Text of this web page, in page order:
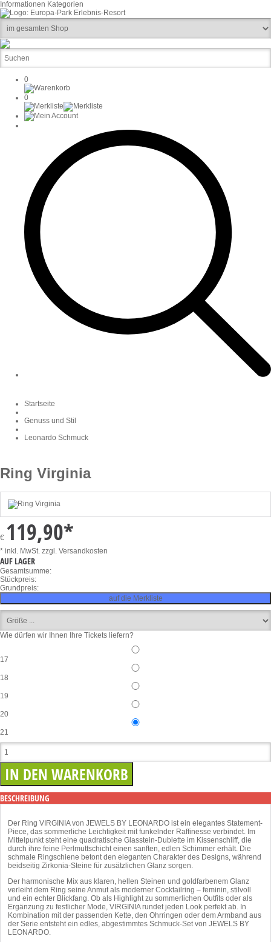
Informationen Kategorien
0
0
Startseite
Genuss und Stil
Leonardo Schmuck
Ring Virginia
€ 119,90*
* inkl. MwSt. zzgl. Versandkosten
AUF LAGER
Gesamtsumme:
Stückpreis:
Grundpreis:
auf die Merkliste
Wie dürfen wir Ihnen Ihre Tickets liefern?
17
18
19
20
21
BESCHREIBUNG
Der Ring VIRGINIA von JEWELS BY LEONARDO ist ein elegantes Statement-
Piece, das sommerliche Leichtigkeit mit funkelnder Raffinesse verbindet. Im
Mittelpunkt steht eine quadratische Glasstein-Dublette im Kissenschliff, die
durch ihre feine Perlmuttschicht einen sanften, edlen Schimmer erhält. Die
schmale Ringschiene betont den eleganten Charakter des Designs, während
beidseitig Zirkonia-Steine für zusätzlichen Glanz sorgen.
Der harmonische Mix aus klaren, hellen Steinen und goldfarbenem Glanz
verleiht dem Ring seine Anmut als moderner Cocktailring – feminin, stilvoll
und ein echter Blickfang. Ob als Highlight zu sommerlichen Outfits oder als
Ergänzung zu festlicher Mode, VIRGINIA rundet jeden Look perfekt ab. In
Kombination mit der passenden Kette, den Ohrringen oder dem Armband aus
der Serie entsteht ein edles, abgestimmtes Schmuck-Set von JEWELS BY
LEONARDO.